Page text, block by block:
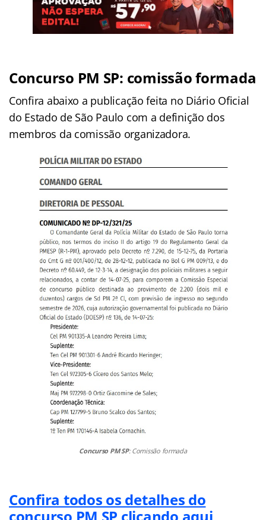
Concurso PM SP: comissão formada
Confira abaixo a publicação feita no Diário Oficial
do Estado de São Paulo com a definição dos
membros da comissão organizadora.
Concurso PM SP: Comissão formada
Confira todos os detalhes do